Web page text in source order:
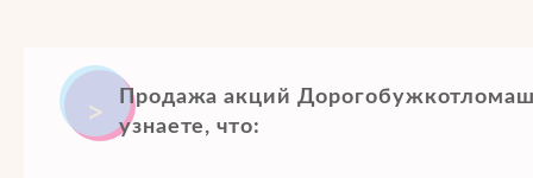
Продажа акций
узнаете, что: